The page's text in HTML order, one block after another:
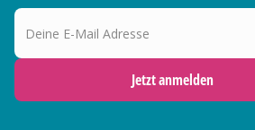
Deine E-Mail Adresse
Jetzt anmelden